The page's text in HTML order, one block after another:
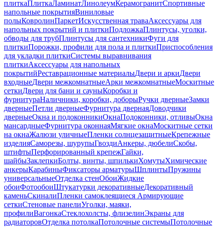
плиткаПлиткаЛаминатЛинолеумКерамогранитСпортивные
напольные покрытияВиниловые
полыКовролинПаркетИскусственная траваАксессуары для
напольных покрытий и плиткиПодложкаПлинтусы, уголки,
обводы для трубПлинтусы для сантехникиФуги для
плиткиПорожки, профили для пола и плиткиПриспособления
для укладки плиткиСистемы выравнивания
плиткиАксессуары для напольных
покрытийРеставрационные материалыДвери и аркиДвери
входныеДвери межкомнатныеАрки межкомнатныеМоскитные
сеткиДвери для бани и сауныКоробки и
фурнитураНаличники, коробки, доборыРучки дверныеЗамки
дверныеПетли дверныеФурнитура двернаяДоводчики
дверныеОкна и подоконникиОкнаПодоконники, отливыОкна
мансардныеФурнитура оконнаяМягкие окнаМоскитные сетки
на окнаЖалюзи уличныеПленки солнцезащитныеКрепежные
изделияСаморезы, шурупыГвоздиАнкеры, дюбелиСкобы,
штифтыПерфорированный крепежГайки,
шайбыЗаклепкиБолты, винты, шпилькиХомутыХимические
анкерыКарабиныФиксаторы арматурыШплинтыПружины
универсальныеОтделка стенОбоиЖидкие
обоиФотообоиШтукатурки декоративныеДекоративный
каменьСкиналиПленки самоклеящиеся Армирующие
сеткиСтеновые панелиУголки, маяки,
профилиВагонкаСтеклохолсты, флизелинЭкраны для
радиаторовОтделка потолкаПотолочные системыПотолочные